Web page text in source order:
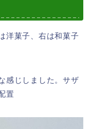
洋菓子、右は和菓子
感じしました。サザ
置